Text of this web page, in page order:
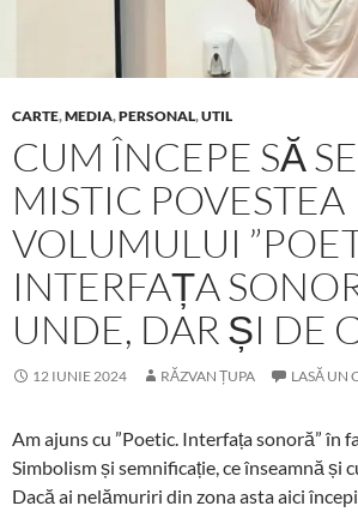
CARTE,MEDIA,PERSONAL,UTIL
CUM ÎNCEPE SĂ
MISTIC POVESTEA
VOLUMULUI
INTERFAȚA
UNDE, DAR ȘI DE
12 IUNIE 2024 RĂZVAN ȚUPA LASĂ UN
Am ajuns cu ”Poetic. Interfața sonoră” în
Simbolism și semnificație, ce înseamnă și
Dacă ai nelămuriri din zona asta aici